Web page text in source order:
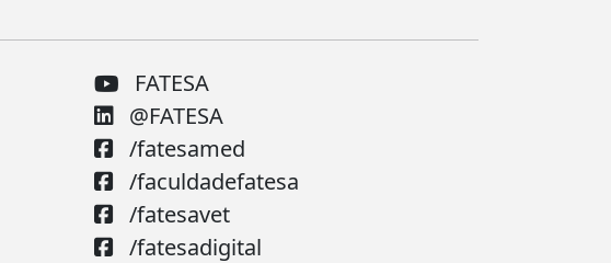
FATESA
@FATESA
/fatesamed
/faculdadefatesa
/fatesavet
/fatesadigital